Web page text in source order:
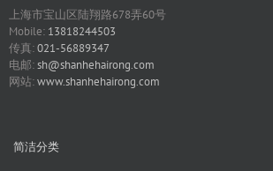
上海市宝山区陆翔路678弄60号
Mobile: 13818244503
传真:021-56889347
电邮:sh@shanhehairong.com
网站:www.shanhehairong.com
简洁分类